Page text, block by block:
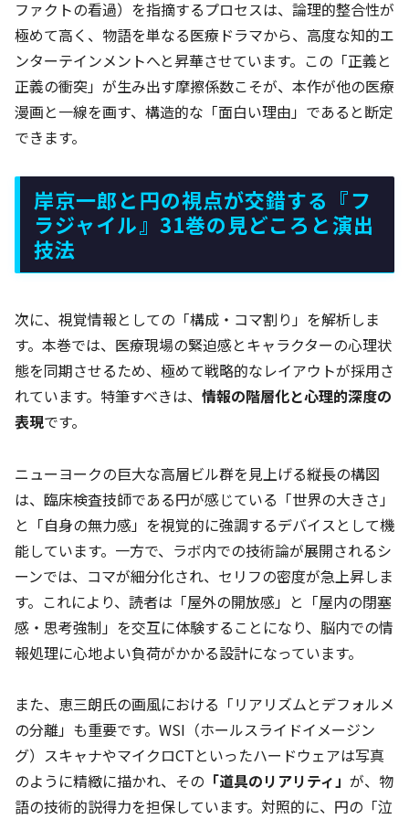
ファクトの看過）を指摘するプロセスは、論理的整合性が
極めて高く、物語を単なる医療ドラマから、高度な知的エ
ンターテインメントへと昇華させています。この「正義と
正義の衝突」が生み出す摩擦係数こそが、本作が他の医療
漫画と一線を画す、構造的な「面白い理由」であると断定
できます。
岸京一郎と円の視点が交錯する『フ
ラジャイル』31巻の見どころと演出
技法
次に、視覚情報としての「構成・コマ割り」を解析しま
す。本巻では、医療現場の緊迫感とキャラクターの心理状
態を同期させるため、極めて戦略的なレイアウトが採用さ
れています。特筆すべきは、 情報の階層化と心理的深度の
表現です。
ニューヨークの巨大な高層ビル群を見上げる縦長の構図
は、臨床検査技師である円が感じている「世界の大きさ」
と「自身の無力感」を視覚的に強調するデバイスとして機
能しています。一方で、ラボ内での技術論が展開されるシ
ーンでは、コマが細分化され、セリフの密度が急上昇しま
す。これにより、読者は「屋外の開放感」と「屋内の閉塞
感・思考強制」を交互に体験することになり、脳内での情
報処理に心地よい負荷がかかる設計になっています。
また、恵三朗氏の画風における「リアリズムとデフォルメ
の分離」も重要です。WSI（ホールスライドイメージン
グ）スキャナやマイクロCTといったハードウェアは写真
のように精緻に描かれ、その 「道具のリアリティ」 が、物
語の技術的説得力を担保しています。対照的に、円の「泣